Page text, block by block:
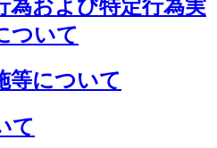
為および特定行為実
ついて
等について
て